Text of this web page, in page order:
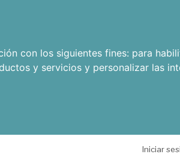
con los siguientes fines: para
y servicios y personalizar las
Iniciar